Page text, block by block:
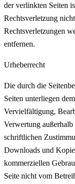
der verlinkten Seiten
Rechtsverletzung
Rechtsverletzungen
entfernen.
Urheberrecht
Die durch die
Seiten unterliegen
Vervielfältigung,
Verwertung
schriftlichen
Downloads und
kommerziellen
Seite nicht vom